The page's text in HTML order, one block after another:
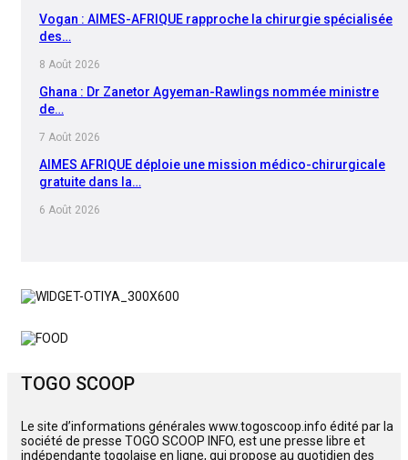
Vogan : AIMES-AFRIQUE rapproche la chirurgie spécialisée
des…
8 Août 2026
Ghana : Dr Zanetor Agyeman-Rawlings nommée ministre
de…
7 Août 2026
AIMES AFRIQUE déploie une mission médico-chirurgicale
gratuite dans la…
6 Août 2026
TOGO SCOOP
Le site d’informations générales www.togoscoop.info édité par la
société de presse TOGO SCOOP INFO, est une presse libre et
indépendante togolaise en ligne, qui propose au quotidien des